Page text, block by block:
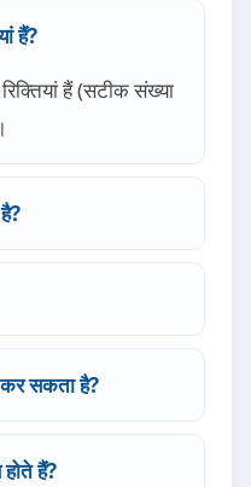
हैं?
हैं (सटीक संख्या
सकता है?
हैं?